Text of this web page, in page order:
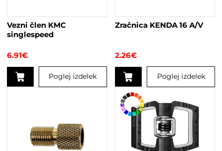
Vezni člen KMC
singlespeed
6.91€
Poglej izdelek
Zračnica KENDA 16 A/V
2.26€
Poglej izdelek